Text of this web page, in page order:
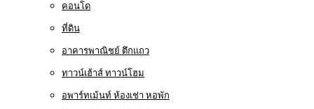
คอนโด
ที่ดิน
อาคารพาณิชย์ ตึกแถว
ทาวน์เฮ้าส์ ทาวน์โฮม
อพาร์ทเม้นท์ ห้องเช่า หอพัก